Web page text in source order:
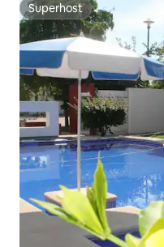
Superhost
Superhost